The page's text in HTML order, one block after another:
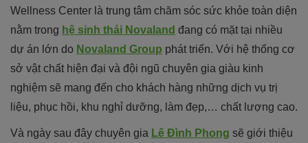
Wellness Center là trung tâm chăm sóc sức khỏe toàn diện
nằm trong hệ sinh thái Novaland đang có mặt tại nhiều
dự án lớn do Novaland Group phát triển. Với hệ thống cơ
sở vật chất hiện đại và đội ngũ chuyên gia giàu kinh
nghiệm sẽ mang đến cho khách hàng những dịch vụ trị
liệu, phục hồi, khu nghỉ dưỡng, làm đẹp,… chất lượng cao.
Và ngày sau đây chuyên gia Lê Đình Phong sẽ giới thiệu